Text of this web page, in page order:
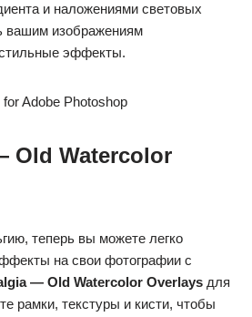
и наложениями световых
вашим изображениям
эффекты.
Old Watercolor
теперь вы можете легко
на свои фотографии с
— Old Watercolor Overlays для
рамки, текстуры и кисти, чтобы